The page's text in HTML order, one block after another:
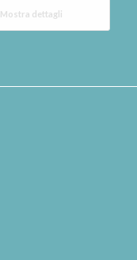
Mostra dettagli